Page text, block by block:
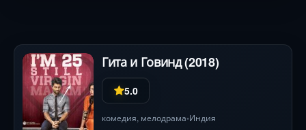
Гита и Говинд (2018)
5.0
комедия, мелодрама•Индия